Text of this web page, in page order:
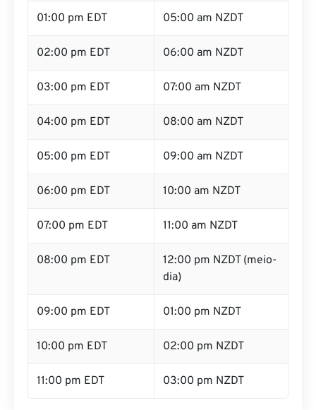
01:00 pm EDT 05:00 am NZDT
02:00 pm EDT 06:00 am NZDT
03:00 pm EDT 07:00 am NZDT
04:00 pm EDT 08:00 am NZDT
05:00 pm EDT 09:00 am NZDT
06:00 pm EDT 10:00 am NZDT
07:00 pm EDT 11:00 am NZDT
08:00 pm EDT
12:00 pm NZDT (meio-
dia)
09:00 pm EDT 01:00 pm NZDT
10:00 pm EDT 02:00 pm NZDT
11:00 pm EDT 03:00 pm NZDT